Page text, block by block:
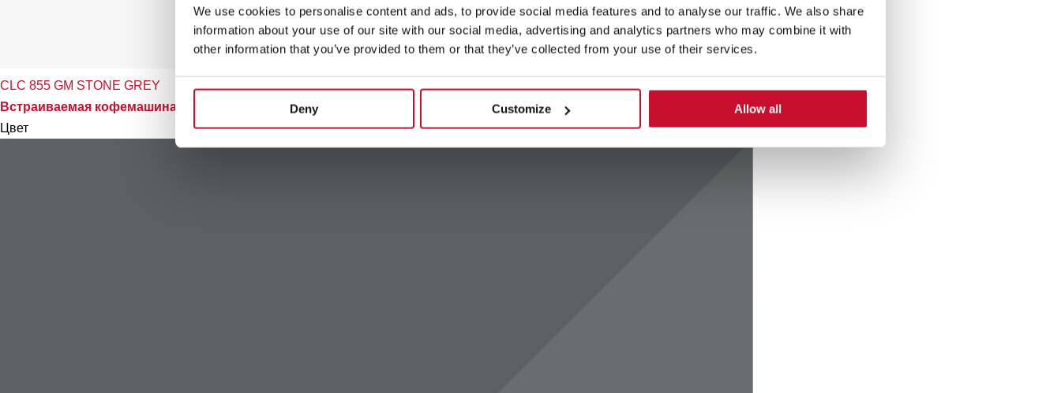
We use cookies to personalise content and ads, to provide social media features and to analyse our traffic. We also share
information about your use of our site with our social media, advertising and analytics partners who may combine it with
other information that you’ve provided to them or that they’ve collected from your use of their services.
Deny Customize Allow all
CLC 855 GM STONE GREY
Встраиваемая кофемашина Urban с измельчителем зёрен с 30 программами и давлением 15 бар
Цвет